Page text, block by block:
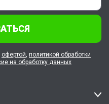
офертой, политикой обработки
на обработку данных